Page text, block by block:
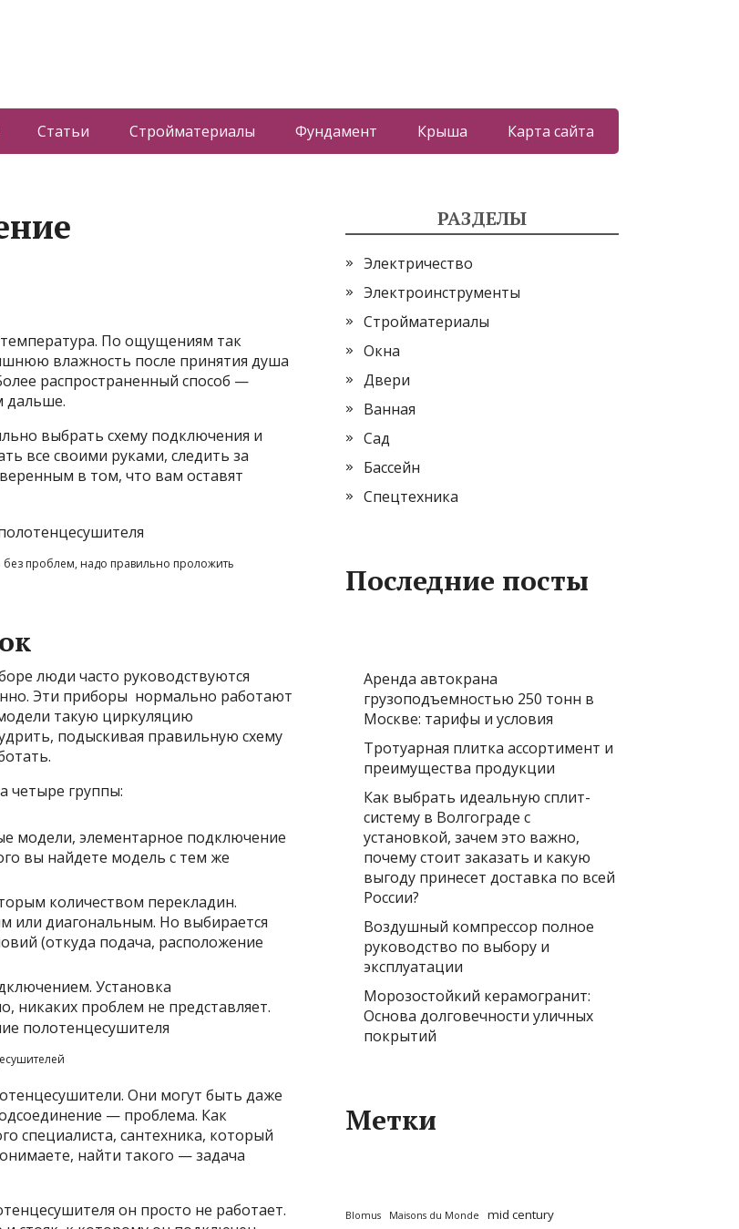
Статьи Стройматериалы Фундамент Крыша Карта сайта
По ощущениям так
влажность после принятия душа
распространенный способ —
дальше.
выбрать схему подключения и
все своими руками, следить за
в том, что вам оставят
проблем, надо правильно проложить
люди часто руководствуются
Эти приборы нормально работают
такую циркуляцию
подыскивая правильную схему
четыре группы:
модели, элементарное подключение
вы найдете модель с тем же
количеством перекладин.
диагональным. Но выбирается
(откуда подача, расположение
Установка
никаких проблем не представляет.
Они могут быть даже
— проблема. Как
специалиста, сантехника, который
найти такого — задача
он просто не работает.
РАЗДЕЛЫ
Электричество
Электроинструменты
Стройматериалы
Окна
Двери
Ванная
Сад
Бассейн
Спецтехника
Последние посты
Аренда автокрана
грузоподъемностью 250 тонн в
Москве: тарифы и условия
Тротуарная плитка ассортимент и
преимущества продукции
Как выбрать идеальную сплит-
систему в Волгограде с
установкой, зачем это важно,
почему стоит заказать и какую
выгоду принесет доставка по всей
России?
Воздушный компрессор полное
руководство по выбору и
эксплуатации
Морозостойкий керамогранит:
Основа долговечности уличных
покрытий
Метки
Blomus Maisons du Monde mid century